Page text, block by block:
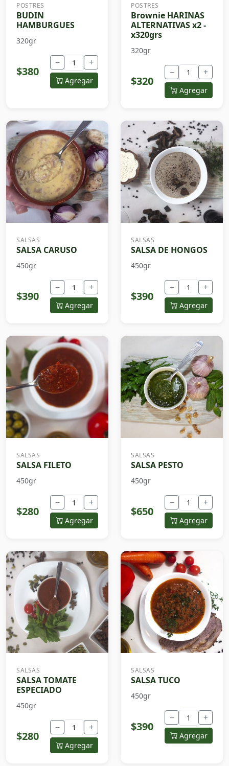
POSTRES
BUDIN
HAMBURGUES
320gr
$380
− +
Agregar
POSTRES
Brownie HARINAS
ALTERNATIVAS x2 -
x320grs
320gr
$320
− +
Agregar
SALSAS
SALSA CARUSO
450gr
$390
− +
Agregar
SALSAS
SALSA DE HONGOS
450gr
$390
− +
Agregar
SALSAS
SALSA FILETO
450gr
$280
− +
Agregar
SALSAS
SALSA PESTO
450gr
$650
− +
Agregar
SALSAS
SALSA TOMATE
ESPECIADO
450gr
$280
− +
Agregar
SALSAS
SALSA TUCO
450gr
$390
− +
Agregar